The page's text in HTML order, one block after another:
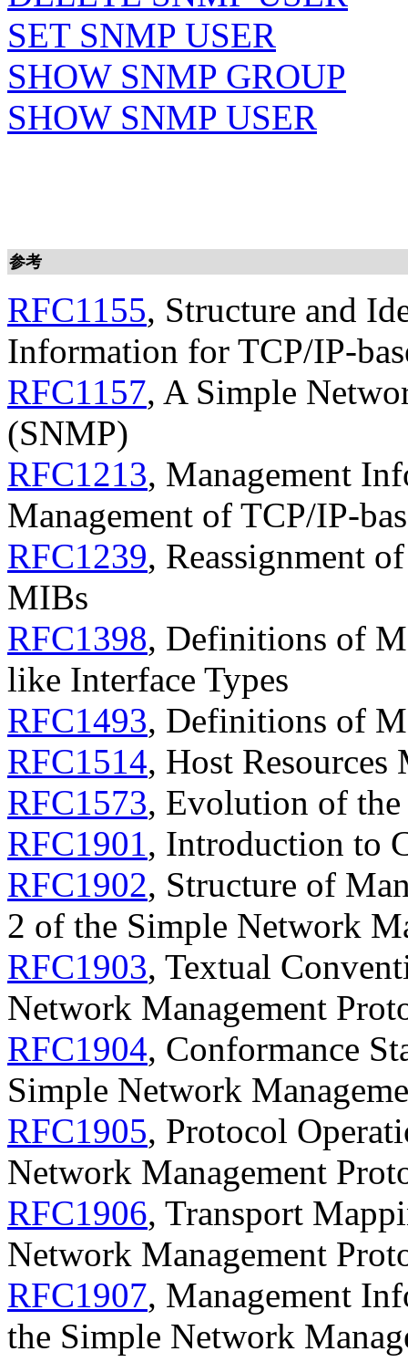
SET SNMP USER
SHOW SNMP GROUP
SHOW SNMP USER
参考
RFC1155, Structure and
Information for TCP/IP-
RFC1157, A Simple
(SNMP)
RFC1213, Management
Management of TCP/IP-
RFC1239, Reassignment
MIBs
RFC1398, Definitions of
like Interface Types
RFC1493, Definitions of
RFC1514, Host Resources
RFC1573, Evolution of
RFC1901, Introduction to
RFC1902, Structure of
2 of the Simple Network
RFC1903, Textual
Network Management
RFC1904, Conformance
Simple Network
RFC1905, Protocol
Network Management
RFC1906, Transport
Network Management
RFC1907, Management
the Simple Network